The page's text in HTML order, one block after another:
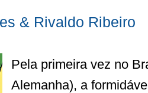
& Rivaldo Ribeiro
Pela primeira vez no
Alemanha), a